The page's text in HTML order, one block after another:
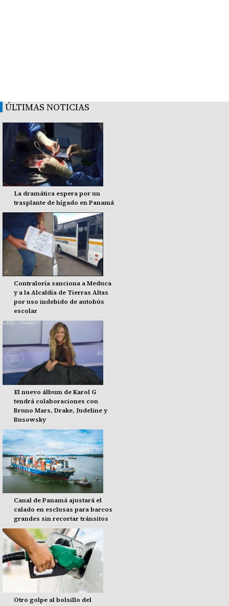
ÚLTIMAS NOTICIAS
La dramática espera por un
trasplante de hígado en Panamá
Contraloría sanciona a Meduca
y a la Alcaldía de Tierras Altas
por uso indebido de autobús
escolar
El nuevo álbum de Karol G
tendrá colaboraciones con
Bruno Mars, Drake, Judeline y
Rusowsky
Canal de Panamá ajustará el
calado en esclusas para barcos
grandes sin recortar tránsitos
Otro golpe al bolsillo del